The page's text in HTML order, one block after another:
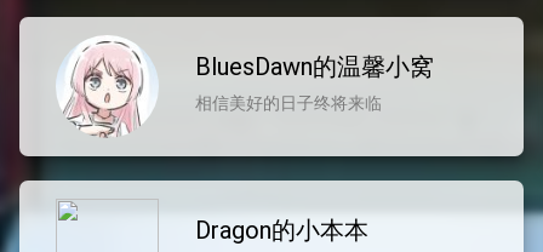
BluesDawn的温馨小窝
相信美好的日子终将来临
Dragon的小本本